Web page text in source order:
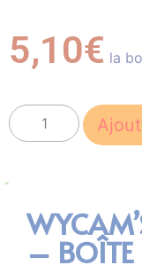
5,10€ la
– BOÎTE